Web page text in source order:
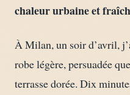
chaleur urbaine et
À Milan, un soir d’avril,
robe légère, persuadée
terrasse dorée. Dix